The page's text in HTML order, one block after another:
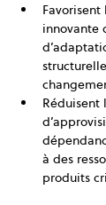
innovante
Réduisent
à des
produits